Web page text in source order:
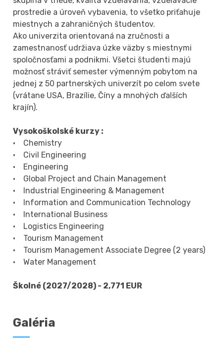
prostredie a úroveň vybavenia, to všetko priťahuje
miestnych a zahraničných študentov.
Ako univerzita orientovaná na zručnosti a
zamestnanosť udržiava úzke väzby s miestnymi
spoločnosťami a podnikmi. Všetci študenti majú
možnosť stráviť semester výmenným pobytom na
jednej z 50 partnerských univerzít po celom svete
(vrátane USA, Brazílie, Číny a mnohých ďalších
krajín).
Vysokoškolské kurzy :
• Chemistry
• Civil Engineering
• Engineering
• Global Project and Chain Management
• Industrial Engineering & Management
• Information and Communication Technology
• International Business
• Logistics Engineering
• Tourism Management
• Tourism Management Associate Degree (2 years)
• Water Management
Školné (2027/2028) - 2,771 EUR
Galéria